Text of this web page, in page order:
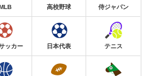
高校野球 侍ジャパン
ッカー 日本代表 テニス